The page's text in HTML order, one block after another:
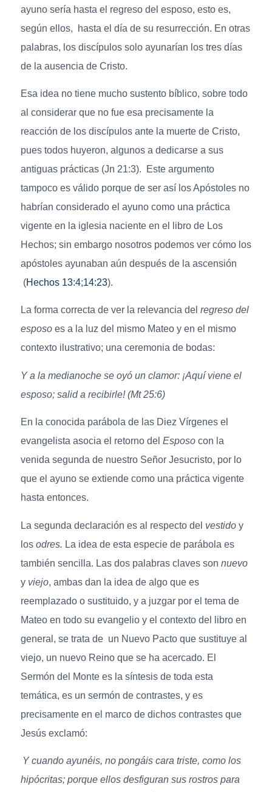
ayuno sería hasta el regreso del esposo, esto es,
según ellos, hasta el día de su resurrección. En otras
palabras, los discípulos solo ayunarían los tres días
de la ausencia de Cristo.
Esa idea no tiene mucho sustento bíblico, sobre todo
al considerar que no fue esa precisamente la
reacción de los discípulos ante la muerte de Cristo,
pues todos huyeron, algunos a dedicarse a sus
antiguas prácticas (Jn 21:3). Este argumento
tampoco es válido porque de ser así los Apóstoles no
habrían considerado el ayuno como una práctica
vigente en la iglesia naciente en el libro de Los
Hechos; sin embargo nosotros podemos ver cómo los
apóstoles ayunaban aún después de la ascensión
(Hechos 13:4;14:23).
La forma correcta de ver la relevancia del regreso del
esposo es a la luz del mismo Mateo y en el mismo
contexto ilustrativo; una ceremonia de bodas:
Y a la medianoche se oyó un clamor: ¡Aquí viene el
esposo; salid a recibirle! (Mt 25:6)
En la conocida parábola de las Diez Vírgenes el
evangelista asocia el retorno del Esposocon la
venida segunda de nuestro Señor Jesucristo, por lo
que el ayuno se extiende como una práctica vigente
hasta entonces.
La segunda declaración es al respecto del vestidoy
los odres. La idea de esta especie de parábola es
también sencilla. Las dos palabras claves son nuevo
y viejo, ambas dan la idea de algo que es
reemplazado o sustituido, y a juzgar por el tema de
Mateo en todo su evangelio y el contexto del libro en
general, se trata de un Nuevo Pacto que sustituye al
viejo, un nuevo Reino que se ha acercado. El
Sermón del Monte es la síntesis de toda esta
temática, es un sermón de contrastes, y es
precisamente en el marco de dichos contrastes que
Jesús exclamó:
Y cuando ayunéis, no pongáis cara triste, como los
hipócritas; porque ellos desfiguran sus rostros para